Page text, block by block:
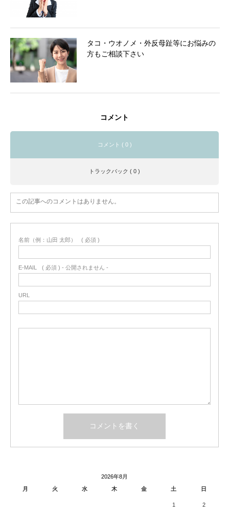
タコ・ウオノメ・外反母趾等にお悩みの
方もご相談下さい
コメント
コメント ( 0 )
トラックバック ( 0 )
この記事へのコメントはありません。
名前（例：山田 太郎） ( 必須 )
E-MAIL ( 必須 ) - 公開されません -
URL
2026年8月
月
火 水 木 金 土 日
1 2